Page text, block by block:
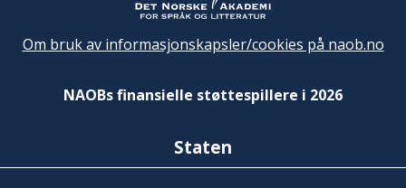
Om bruk av informasjonskapsler/cookies på naob.no
NAOBs finansielle støttespillere i 2026
Staten